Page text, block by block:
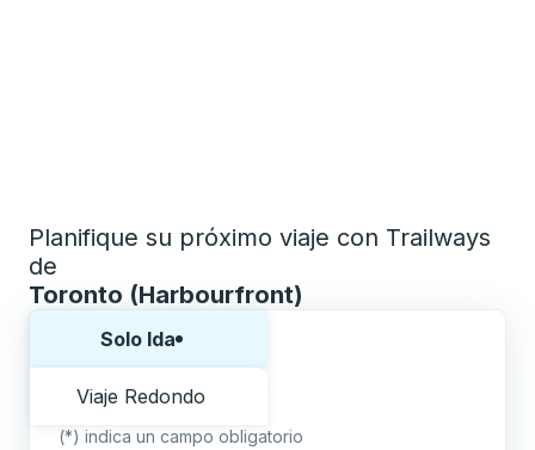
Planifique su próximo viaje con Trailways
de
Toronto (Harbourfront)
Solo Ida
Viaje Redondo
(*) indica un campo obligatorio